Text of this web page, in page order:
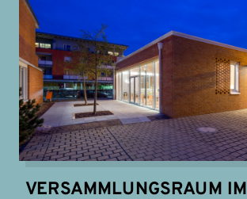
VERSAMMLUNGSRAUM IM